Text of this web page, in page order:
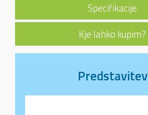
Specifikacije
Kje lahko kupim?
Predstavitev